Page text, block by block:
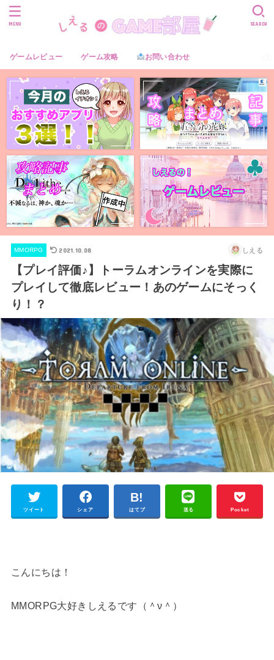
ゲームレビュー ゲーム攻略 お問い合わせ
SEARCH
MENU
MMORPG 2021.10.08 しえる
【プレイ評価♪】トーラムオンラインを実際に
プレイして徹底レビュー！あのゲームにそっく
り！？
ツイート シェア はてブ 送る Pocket
こんにちは！
MMORPG大好きしえるです（＾ν＾）